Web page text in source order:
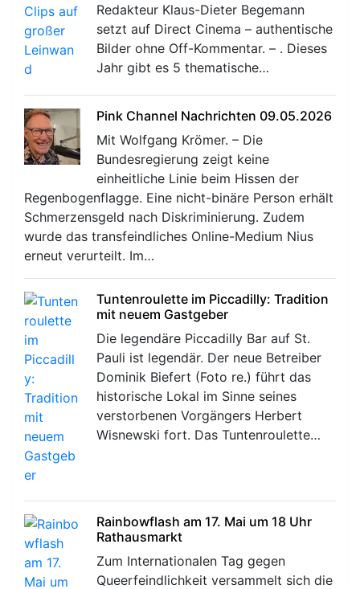
Redakteur Klaus-Dieter Begemann
setzt auf Direct Cinema – authentische
Bilder ohne Off-Kommentar. – . Dieses
Jahr gibt es 5 thematische…
Pink Channel Nachrichten 09.05.2026
Mit Wolfgang Krömer. – Die
Bundesregierung zeigt keine
einheitliche Linie beim Hissen der
Regenbogenflagge. Eine nicht-binäre Person erhält
Schmerzensgeld nach Diskriminierung. Zudem
wurde das transfeindliches Online-Medium Nius
erneut verurteilt. Im…
Tuntenroulette im Piccadilly: Tradition
mit neuem Gastgeber
Die legendäre Piccadilly Bar auf St.
Pauli ist legendär. Der neue Betreiber
Dominik Biefert (Foto re.) führt das
historische Lokal im Sinne seines
verstorbenen Vorgängers Herbert
Wisnewski fort. Das Tuntenroulette…
Rainbowflash am 17. Mai um 18 Uhr
Rathausmarkt
Zum Internationalen Tag gegen
Queerfeindlichkeit versammelt sich die